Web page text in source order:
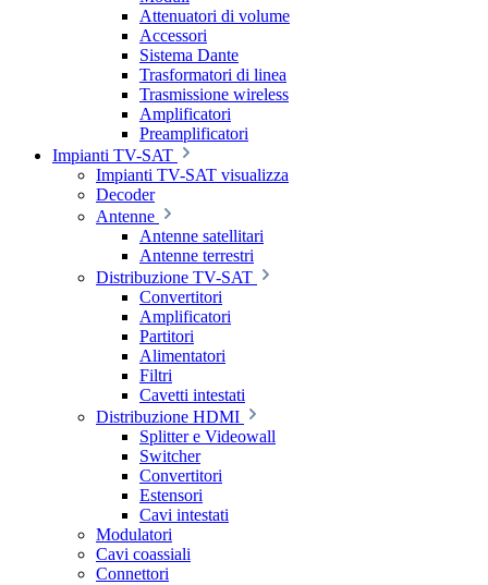
Attenuatori di volume
Accessori
Sistema Dante
Trasformatori di linea
Trasmissione wireless
Amplificatori
Preamplificatori
Impianti TV-SAT
Impianti TV-SAT visualizza
Decoder
Antenne
Antenne satellitari
Antenne terrestri
Distribuzione TV-SAT
Convertitori
Amplificatori
Partitori
Alimentatori
Filtri
Cavetti intestati
Distribuzione HDMI
Splitter e Videowall
Switcher
Convertitori
Estensori
Cavi intestati
Modulatori
Cavi coassiali
Connettori